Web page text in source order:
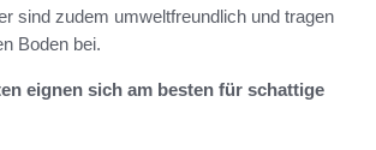
sind zudem umweltfreundlich und tragen
Boden bei.
eignen sich am besten für schattige